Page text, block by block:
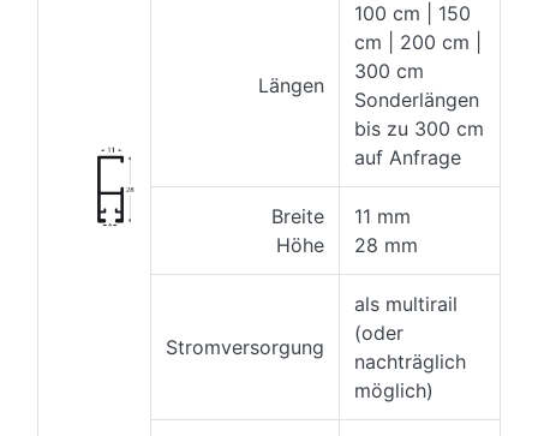
Längen
100 cm | 150
cm | 200 cm |
300 cm
Sonderlängen
bis zu 300 cm
auf Anfrage
Breite
Höhe
11 mm
28 mm
Stromversorgung
als multirail
(oder
nachträglich
möglich)